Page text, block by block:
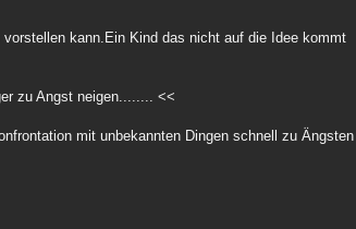
kann.Ein Kind das nicht auf die Idee kommt
zu Angst neigen........ <<
mit unbekannten Dingen schnell zu Ängsten